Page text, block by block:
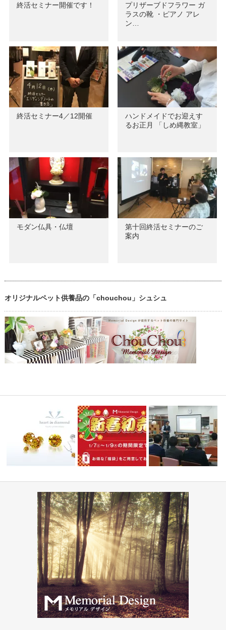
終活セミナー開催です！
プリザーブドフラワー ガ
ラスの靴 ・ピアノ アレ
ン…
終活セミナー4／12開催
ハンドメイドでお迎えす
るお正月 「しめ縄教室」
モダン仏具・仏壇
第十回終活セミナーのご
案内
オリジナルペット供養品の「chouchou」シュシュ